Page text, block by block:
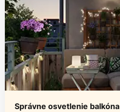
Správne osvetlenie balkóna